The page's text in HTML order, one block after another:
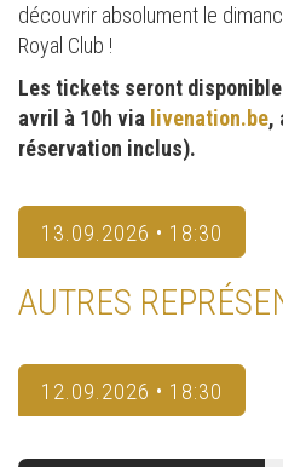
découvrir absolument le
Royal Club !
Les tickets seront
avril à 10h via livenation.be,
réservation inclus).
13.09.2026 • 18:30
AUTRES
12.09.2026 • 18:30